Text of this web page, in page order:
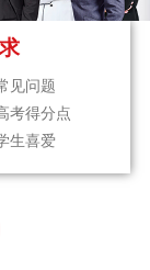
见问题
考得分点
生喜爱